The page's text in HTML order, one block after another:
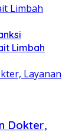
Limbah
Dokter,